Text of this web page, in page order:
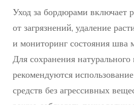
Уход за бордюрами включает
от загрязнений, удаление
и мониторинг состояния шва
Для сохранения натурального
рекомендуются
средств без агрессивных